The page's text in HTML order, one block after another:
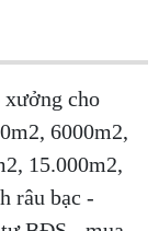
xưởng cho
6000m2,
15.000m2,
râu bạc -